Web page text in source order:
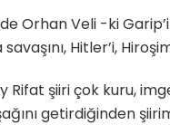
Orhan Veli -ki
Hitler’i,
şiiri çok kuru,
getirdiğinden